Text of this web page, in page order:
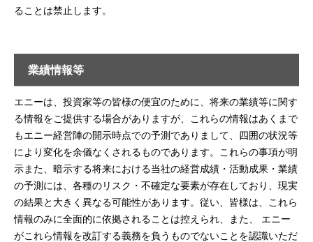
ることは禁止します。
業績情報等
エニーは、投資家等の皆様の便宜のために、将来の業績等に関す
る情報をご提供する場合がありますが、これらの情報はあくまで
もエニー経営陣の開示時点での予測でありまして、四囲の状況等
により変化を余儀なくされるものであります。これらの事項が明
示また、暗示する将来における当社の経営成績・活動成果・業績
の予測には、各種のリスク・不確定な要素が存在しており、現実
の結果と大きく異なる可能性があります。従い、皆様は、これら
情報のみに全面的に依拠されることは控えられ、また、 エニー
がこれら情報を改訂する義務を負うものでないことを認識いただ